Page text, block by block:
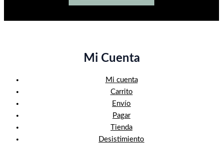
Mi Cuenta
Mi cuenta
Carrito
Envío
Pagar
Tienda
Desistimiento